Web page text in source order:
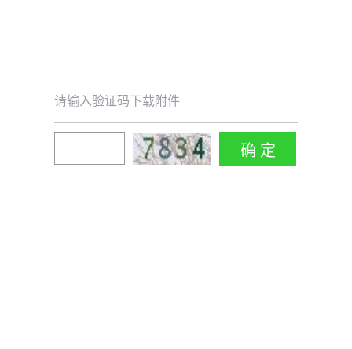
请输入验证码下载附件